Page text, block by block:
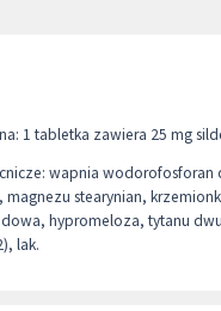
1 tabletka zawiera 25 mg
wapnia
magnezu stearynian,
hypromeloza, tytanu
lak.